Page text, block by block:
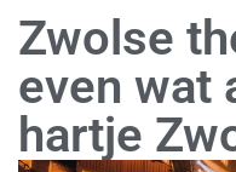
Zwolse
even wat
hartje